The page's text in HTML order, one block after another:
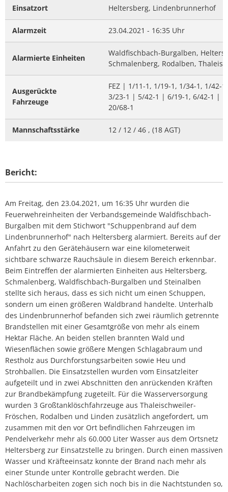
Einsatzort Heltersberg, Lindenbrunnerhof
Alarmzeit 23.04.2021 - 16:35 Uhr
Alarmierte Einheiten
Waldfischbach-Burgalben,
Schmalenberg, Rodalben,
Ausgerückte
Fahrzeuge
FEZ | 1/11-1, 1/19-1, 1/34-1, 1/
3/23-1 | 5/42-1 | 6/19-1, 6/42-1 |
20/68-1
Mannschaftsstärke 12 / 12 / 46 , (18 AGT)
Bericht:
Am Freitag, den 23.04.2021, um 16:35 Uhr wurden die
Feuerwehreinheiten der Verbandsgemeinde Waldfischbach-
Burgalben mit dem Stichwort "Schuppenbrand auf dem
Lindenbrunnerhof" nach Heltersberg alarmiert. Bereits auf der
Anfahrt zu den Gerätehäusern war eine kilometerweit
sichtbare schwarze Rauchsäule in diesem Bereich erkennbar.
Beim Eintreffen der alarmierten Einheiten aus Heltersberg,
Schmalenberg, Waldfischbach-Burgalben und Steinalben
stellte sich heraus, dass es sich nicht um einen Schuppen,
sondern um einen größeren Waldbrand handelte. Unterhalb
des Lindenbrunnerhof befanden sich zwei räumlich getrennte
Brandstellen mit einer Gesamtgröße von mehr als einem
Hektar Fläche. An beiden stellen brannten Wald und
Wiesenflächen sowie größere Mengen Schlagabraum und
Restholz aus Durchforstungsarbeiten sowie Heu und
Strohballen. Die Einsatzstellen wurden vom Einsatzleiter
aufgeteilt und in zwei Abschnitten den anrückenden Kräften
zur Brandbekämpfung zugeteilt. Für die Wasserversorgung
wurden 3 Großtanklöschfahrzeuge aus Thaleischweiler-
Fröschen, Rodalben und Linden zusätzlich angefordert, um
zusammen mit den vor Ort befindlichen Fahrzeugen im
Pendelverkehr mehr als 60.000 Liter Wasser aus dem Ortsnetz
Heltersberg zur Einsatzstelle zu bringen. Durch einen massiven
Wasser und Kräfteeinsatz konnte der Brand nach mehr als
einer Stunde unter Kontrolle gebracht werden. Die
Nachlöscharbeiten zogen sich noch bis in die Nachtstunden so,